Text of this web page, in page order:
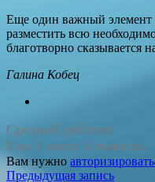
Еще один важный элемент
разместить всю
благотворно сказывается
Галина Кобец
Средний рейтинг
0 из 5 звезд. 0 голосов.
Вам нужно
Навигация
Предыдущая запись